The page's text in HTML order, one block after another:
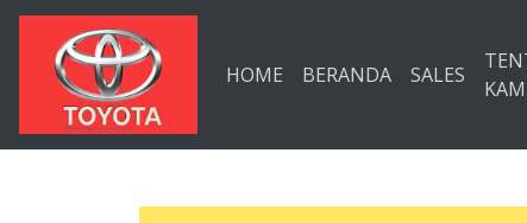
Langsung ke konten utama
HOME BERANDA SALES